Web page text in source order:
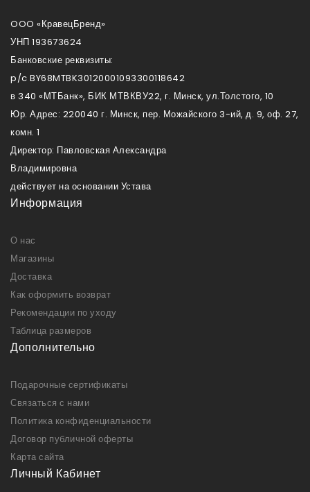
OOO «КравецБренд»
УНП 193673624
Банковские реквизиты:
p/c BY68MTBK30120001093300118642
в 340 «МТБанк», БИК МТВКВУ22, г. Минск, ул.Толстого, 10
Юр. Адрес: 220040 г. Минск, пер. Можайского 3-ий, д. 9, оф. 27,
комн. 1
Директор: Павловская Александра
Владимировна
действует на основании Устава
Информация
О нас
Магазины
Доставка
Как оформить возврат
Рекомендации по уходу
Таблица размеров
Дополнительно
Подарочные сертификаты
Связаться с нами
Политика конфиденциальности
Договор публичной оферты
Карта сайта
Личный Кабинет